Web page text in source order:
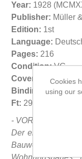
Year: 1928
Publisher: Müller
Edition: 1st
Language:
Pages: 216
Condition:VG
Cover condition:
Binding:
HC
Ft: 29,7x21 cm.
- VORWORT:
Der erste Band
Bauwesen
Cookies
using our